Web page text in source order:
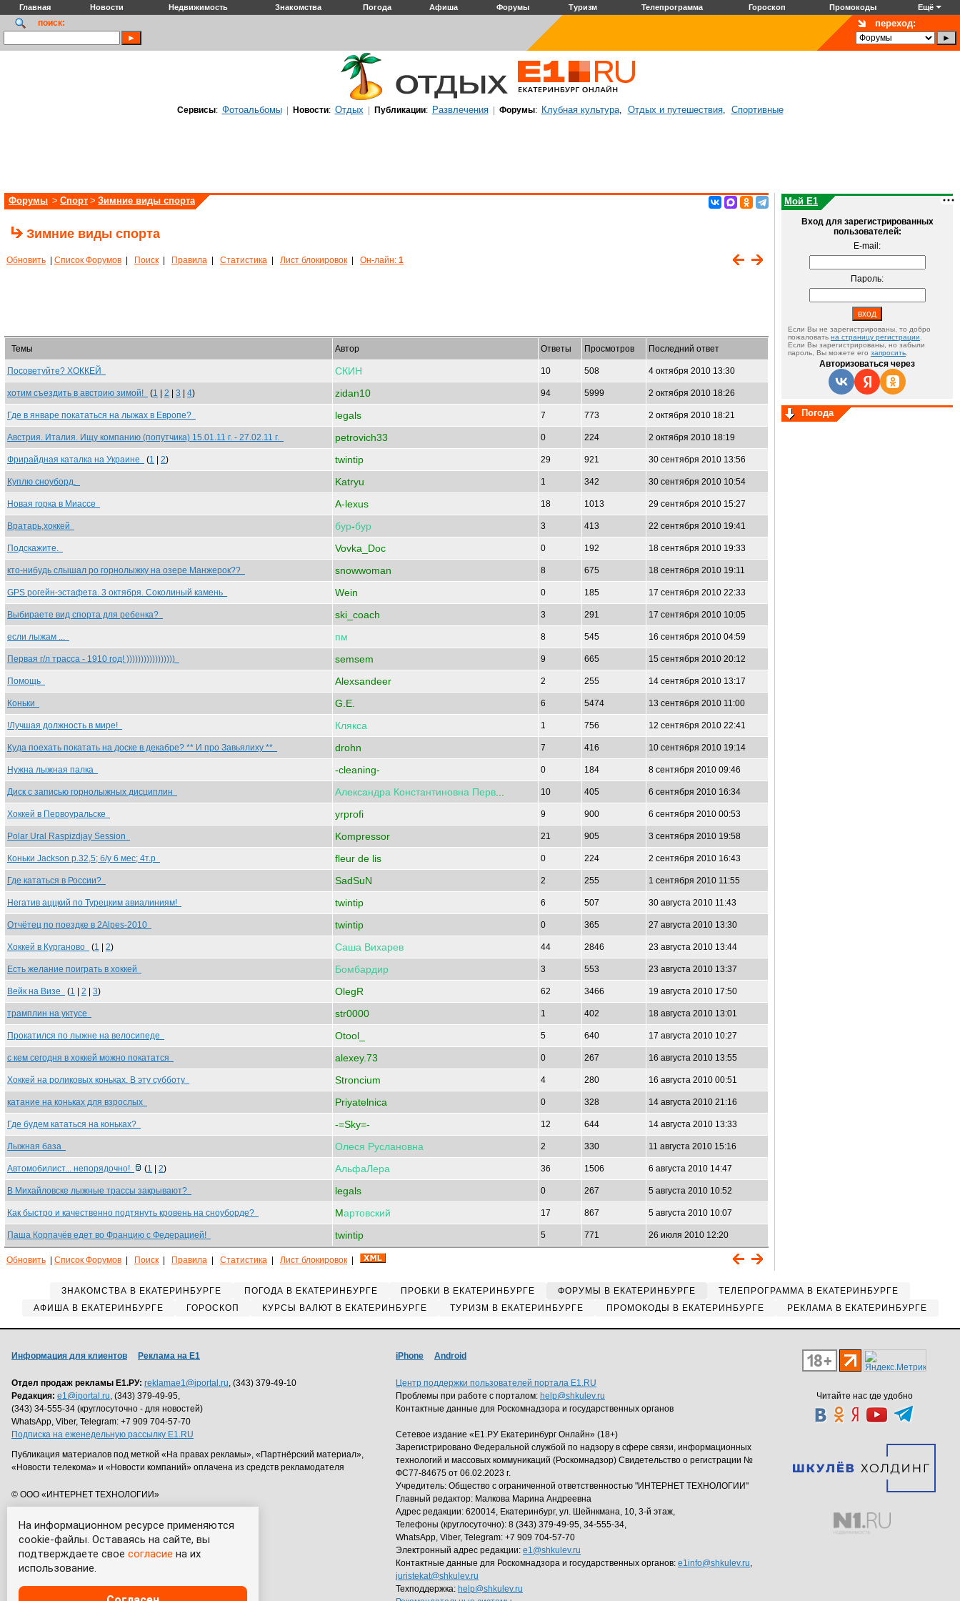
На информационном ресурсе применяются
cookie-файлы. Оставаясь на сайте, вы
подтверждаете свое согласие на их
использование.
Главная Новости Недвижимость Знакомства Погода Афиша Форумы Туризм Телепрограмма Гороскоп Промокоды Ещё
поиск: переход:
Сервисы: Фотоальбомы| Новости: Отдых| Публикации: Развлечения| Форумы: Клубная культура, Отдых и путешествия, Спортивные
Форумы > Спорт > Зимние виды спорта
Зимние виды спорта
Обновить Список Форумов Поиск Правила Статистика Лист блокировок Он-лайн: 1
Темы Автор Ответы Просмотров Последний ответ
Посоветуйте? ХОККЕЙ СКИН 10 508 4 октября 2010 13:30
хотим съездить в австрию зимой! (1 2 3 4) zidan10 94 5999 2 октября 2010 18:26
Где в январе покататься на лыжах в Европе? legals 7 773 2 октября 2010 18:21
Австрия. Италия. Ищу компанию (попутчика) 15.01.11 г. - 27.02.11 г. petrovich33 0 224 2 октября 2010 18:19
Фрирайдная каталка на Украине (1 2) twintip 29 921 30 сентября 2010 13:56
Куплю сноуборд. Katryu 1 342 30 сентября 2010 10:54
Новая горка в Миассе A-lexus 18 1013 29 сентября 2010 15:27
Вратарь,хоккей бур-бур 3 413 22 сентября 2010 19:41
Подскажите. Vovka_Doc 0 192 18 сентября 2010 19:33
кто-нибудь слышал ро горнолыжку на озере Манжерок?? snowwoman 8 675 18 сентября 2010 19:11
GPS рогейн-эстафета. 3 октября. Соколиный камень Wein 0 185 17 сентября 2010 22:33
Выбираете вид спорта для ребенка? ski_coach 3 291 17 сентября 2010 10:05
если лыжам ... пм 8 545 16 сентября 2010 04:59
Первая г/л трасса - 1910 год! ))))))))))))))))) semsem 9 665 15 сентября 2010 20:12
Помощь Alexsandeer 2 255 14 сентября 2010 13:17
Коньки G.E. 6 5474 13 сентября 2010 11:00
!Лучшая должность в мире! Клякса 1 756 12 сентября 2010 22:41
Куда поехать покатать на доске в декабре? ** И про Завьялиху ** drohn 7 416 10 сентября 2010 19:14
Нужна лыжная палка -cleaning- 0 184 8 сентября 2010 09:46
Диск с записью горнолыжных дисциплин Александра Константиновна Перв 10 405 6 сентября 2010 16:34
Хоккей в Первоуральске yrprofi 9 900 6 сентября 2010 00:53
Polar Ural Raspizdjay Session Kompressor 21 905 3 сентября 2010 19:58
Коньки Jackson р.32,5; б/у 6 мес; 4т.р fleur de lis 0 224 2 сентября 2010 16:43
Где кататься в России? SadSuN 2 255 1 сентября 2010 11:55
Негатив аццкий по Турецким авиалиниям! twintip 6 507 30 августа 2010 11:43
Отчётец по поездке в 2Alpes-2010 twintip 0 365 27 августа 2010 13:30
Хоккей в Курганово (1 2) Саша Вихарев 44 2846 23 августа 2010 13:44
Есть желание поиграть в хоккей Бомбардир 3 553 23 августа 2010 13:37
Вейк на Визе (1 2 3) OlegR 62 3466 19 августа 2010 17:50
трамплин на уктусе str0000 1 402 18 августа 2010 13:01
Прокатился по лыжне на велосипеде Otool_ 5 640 17 августа 2010 10:27
с кем сегодня в хоккей можно покататся alexey.73 0 267 16 августа 2010 13:55
Хоккей на роликовых коньках. В эту субботу Stroncium 4 280 16 августа 2010 00:51
катание на коньках для взрослых Priyatelnica 0 328 14 августа 2010 21:16
Где будем кататься на коньках? -=Sky=- 12 644 14 августа 2010 13:33
Лыжная база Олеся Руслановна 2 330 11 августа 2010 15:16
Автомобилист... непорядочно! (1 2) АльфаЛера 36 1506 6 августа 2010 14:47
В Михайловске лыжные трассы закрывают? legals 0 267 5 августа 2010 10:52
Как быстро и качественно подтянуть кровень на сноуборде? Mартовский 17 867 5 августа 2010 10:07
Паша Корпачёв едет во Францию с Федерацией! twintip 5 771 26 июля 2010 12:20
Обновить Список Форумов Поиск Правила Статистика Лист блокировок
Мой E1
Вход для зарегистрированных
пользователей:
E-mail:
Пароль:
Если Вы не зарегистрированы, то добро
пожаловать на страницу регистрации
Если Вы зарегистрированы, но забыли
пароль, Вы можете его запросить
Авторизоваться через
Погода
ЗНАКОМСТВА В ЕКАТЕРИНБУРГЕ ПОГОДА В ЕКАТЕРИНБУРГЕ ПРОБКИ В ЕКАТЕРИНБУРГЕ ФОРУМЫ В ЕКАТЕРИНБУРГЕ
ТЕЛЕПРОГРАММА В ЕКАТЕРИНБУРГЕ
АФИША В ЕКАТЕРИНБУРГЕ
ГОРОСКОП КУРСЫ ВАЛЮТ В ЕКАТЕРИНБУРГЕ ТУРИЗМ В ЕКАТЕРИНБУРГЕ ПРОМОКОДЫ В ЕКАТЕРИНБУРГЕ РЕКЛАМА В ЕКАТЕРИНБУРГЕ
Читайте нас где удобно
Информация для клиентов Реклама на Е1
Отдел продаж рекламы Е1.РУ: reklamae1@iportal.ru, (343) 379-49-10
Редакция: e1@iportal.ru, (343) 379-49-95,
(343) 34-555-34 (круглосуточно - для новостей)
WhatsApp, Viber, Telegram: +7 909 704-57-70
Подписка на еженедельную рассылку E1.RU
Публикация материалов под меткой «На правах рекламы», «Партнёрский материал»,
«Новости телекома» и «Новости компаний» оплачена из средств рекламодателя
© ООО «ИНТЕРНЕТ ТЕХНОЛОГИИ»
iPhone Android
Центр поддержки пользователей портала E1.RU
Проблемы при работе с порталом: help@shkulev.ru
Контактные данные для Роскомнадзора и государственных органов
Сетевое издание «Е1.РУ Екатеринбург Онлайн» (18+)
Зарегистрировано Федеральной службой по надзору в сфере связи, информационных
технологий и массовых коммуникаций (Роскомнадзор) Свидетельство о регистрации №
ФС77-84675 от 06.02.2023 г.
Учредитель: Общество с ограниченной ответственностью "ИНТЕРНЕТ ТЕХНОЛОГИИ"
Главный редактор: Малкова Марина Андреевна
Адрес редакции: 620014, Екатеринбург, ул. Шейнкмана, 10, 3-й этаж,
Телефоны (круглосуточно): 8 (343) 379-49-95, 34-555-34,
WhatsApp, Viber, Telegram: +7 909 704-57-70
Электронный адрес редакции: e1@shkulev.ru
Контактные данные для Роскомнадзора и государственных органов: e1info@shkulev.ru,
juristekat@shkulev.ru
Техподдержка: help@shkulev.ru